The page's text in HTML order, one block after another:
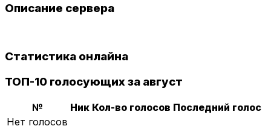
Описание сервера
Статистика онлайна
ТОП-10 голосующих за август
№ Ник Кол-во голосов Последний голос
Нет голосов